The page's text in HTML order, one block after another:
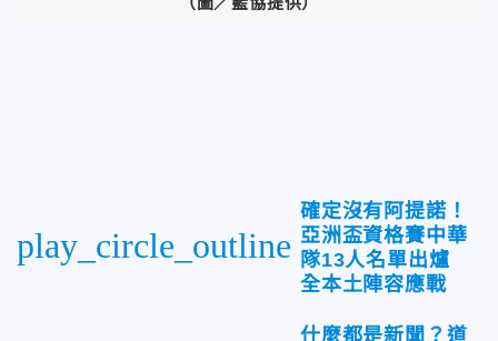
play_circle_outline
確定沒有阿提諾！
亞洲盃資格賽中華
隊13人名單出爐
全本土陣容應戰
什麼都是新聞？道